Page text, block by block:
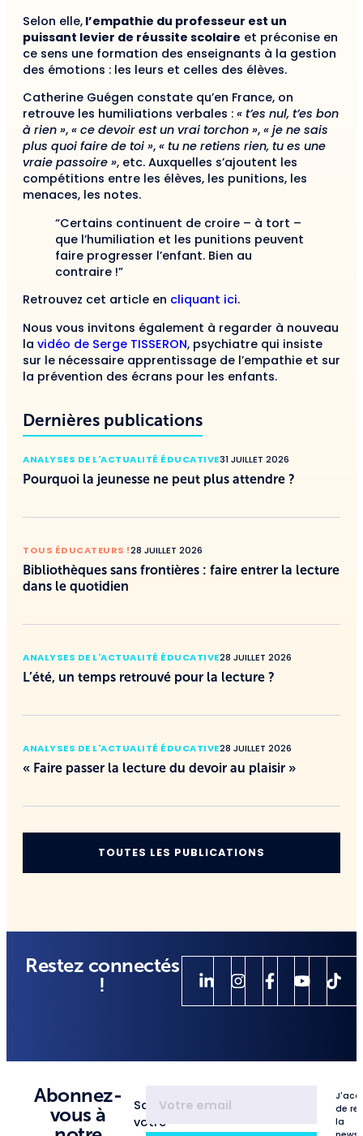
Selon elle, l’empathie du professeur est un
puissant levier de réussite scolaire et préconise en
ce sens une formation des enseignants à la gestion
des émotions : les leurs et celles des élèves.
Catherine Guégen constate qu’en France, on
retrouve les humiliations verbales : « t’es nul, t’es bon
à rien », « ce devoir est un vrai torchon », « je ne sais
plus quoi faire de toi », « tu ne retiens rien, tu es une
vraie passoire », etc. Auxquelles s’ajoutent les
compétitions entre les élèves, les punitions, les
menaces, les notes.
“Certains continuent de croire – à tort –
que l’humiliation et les punitions peuvent
faire progresser l’enfant. Bien au
contraire !”
Retrouvez cet article en cliquant ici.
Nous vous invitons également à regarder à nouveau
la vidéo de Serge TISSERON, psychiatre qui insiste
sur le nécessaire apprentissage de l’empathie et sur
la prévention des écrans pour les enfants.
Dernières publications
ANALYSES DE L'ACTUALITÉ ÉDUCATIVE31 JUILLET 2026
Pourquoi la jeunesse ne peut plus attendre ?
TOUS ÉDUCATEURS !28 JUILLET 2026
Bibliothèques sans frontières : faire entrer la lecture
dans le quotidien
ANALYSES DE L'ACTUALITÉ ÉDUCATIVE28 JUILLET 2026
L’été, un temps retrouvé pour la lecture ?
ANALYSES DE L'ACTUALITÉ ÉDUCATIVE28 JUILLET 2026
« Faire passer la lecture du devoir au plaisir »
TOUTES LES PUBLICATIONS
Restez connectés
!
Abonnez-
vous à
Saisissez
votre
de
la